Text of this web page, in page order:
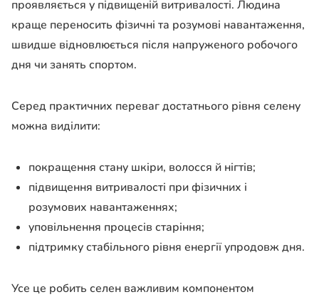
проявляється у підвищеній витривалості. Людина
краще переносить фізичні та розумові навантаження,
швидше відновлюється після напруженого робочого
дня чи занять спортом.
Серед практичних переваг достатнього рівня селену
можна виділити:
покращення стану шкіри, волосся й нігтів;
підвищення витривалості при фізичних і
розумових навантаженнях;
уповільнення процесів старіння;
підтримку стабільного рівня енергії упродовж дня.
Усе це робить селен важливим компонентом